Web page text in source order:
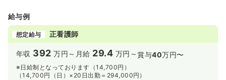
給与例
想定給与 正看護師
年収 392 万円～ 月給 29.4 万円～賞与40万円〜
※日給制となっております（14,700円）
（14,700円（日）×20日出勤＝294,000円）